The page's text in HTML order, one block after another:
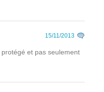
15/11/2013
et pas seulement